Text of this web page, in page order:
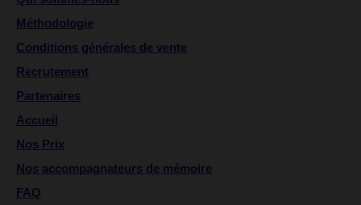
Méthodologie
Conditions générales de vente
Recrutement
Partenaires
Accueil
Nos Prix
Nos accompagnateurs de mémoire
FAQ